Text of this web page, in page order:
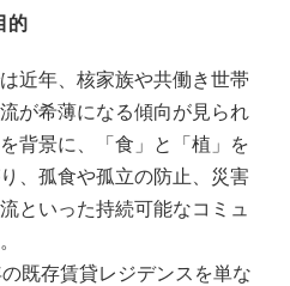
的
近年、核家族や共働き世帯
が希薄になる傾向が見られ
背景に、「食」と「植」を
、孤食や孤立の防止、災害
といった持続可能なコミュ
既存賃貸レジデンスを単な